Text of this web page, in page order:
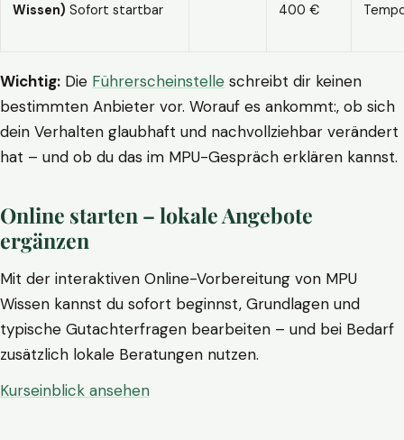
Wissen) Sofort startbar
400 €
Wichtig: Die Führerscheinstelle schreibt dir keinen
bestimmten Anbieter vor. Worauf es ankommt:, ob sich
dein Verhalten glaubhaft und nachvollziehbar verändert
hat – und ob du das im MPU-Gespräch erklären kannst.
Online starten – lokale Angebote
ergänzen
Mit der interaktiven Online-Vorbereitung von MPU
Wissen kannst du sofort beginnst, Grundlagen und
typische Gutachterfragen bearbeiten – und bei Bedarf
zusätzlich lokale Beratungen nutzen.
Kurseinblick ansehen